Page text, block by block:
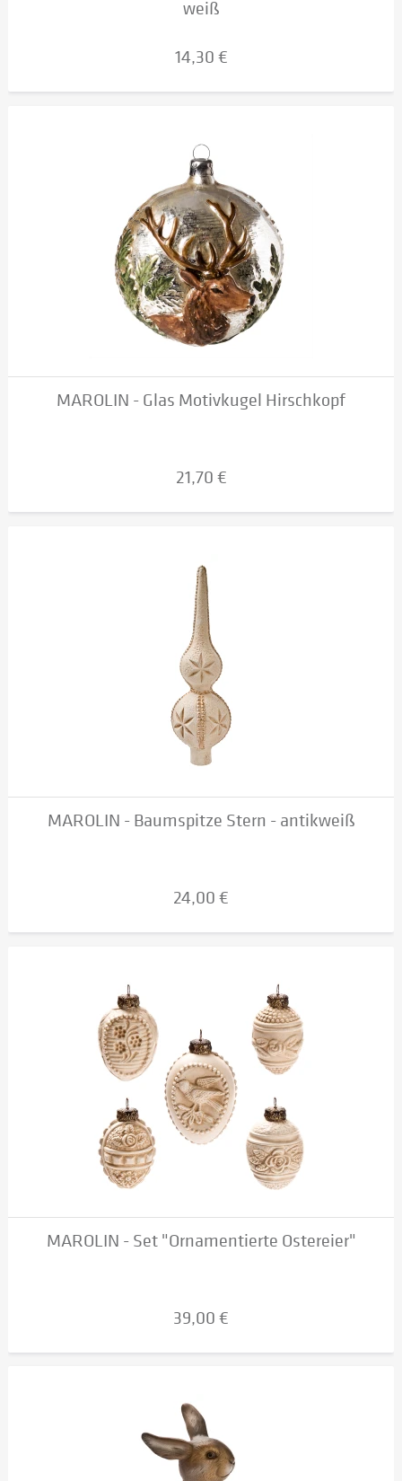
weiß
14,30 €
MAROLIN - Glas Motivkugel Hirschkopf
21,70 €
MAROLIN - Baumspitze Stern - antikweiß
24,00 €
MAROLIN - Set "Ornamentierte Ostereier"
39,00 €